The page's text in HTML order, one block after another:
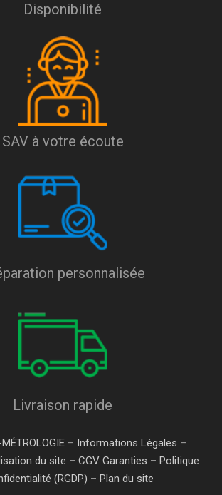
Disponibilité
SAV à votre écoute
personnalisée
Livraison rapide
– Informations Légales –
du site – CGV Garanties – Politique
(RGDP) – Plan du site